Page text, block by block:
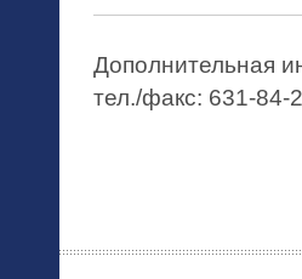
Дополнительная
тел./факс: 631-84-